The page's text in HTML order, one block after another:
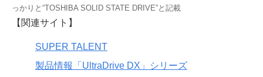
っかりと“TOSHIBA SOLID STATE DRIVE”と記載
【関連サイト】
SUPER TALENT
製品情報「UltraDrive DX」シリーズ